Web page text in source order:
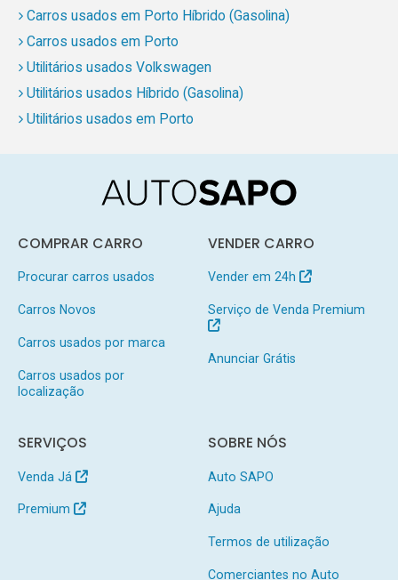
Carros usados em Porto Híbrido (Gasolina)
Carros usados em Porto
Utilitários usados Volkswagen
Utilitários usados Híbrido (Gasolina)
Utilitários usados em Porto
COMPRAR CARRO
Procurar carros usados
Carros Novos
Carros usados por marca
Carros usados por
localização
VENDER CARRO
Vender em 24h
Serviço de Venda Premium
Anunciar Grátis
SERVIÇOS
Venda Já
Premium
SOBRE NÓS
Auto SAPO
Ajuda
Termos de utilização
Comerciantes no Auto